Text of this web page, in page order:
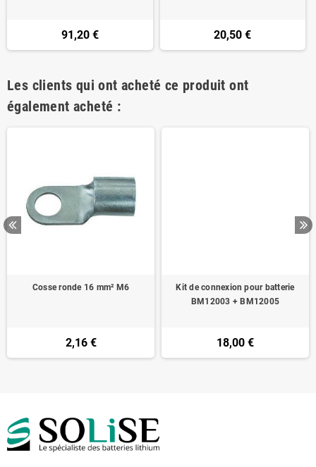
91,20 € 20,50 €
Les clients qui ont acheté ce produit ont
également acheté :
Cosse ronde 16 mm² M6
2,16 €
Kit de connexion pour batterie
BM12003 + BM12005
18,00 €